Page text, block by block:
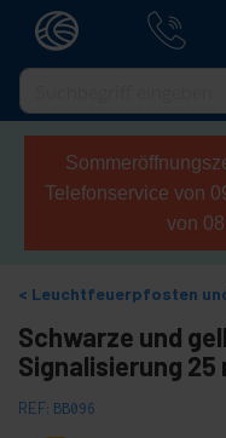
Telefonservice von
von
Leuchtfeuerpfosten
Schwarze und
Signalisierung 25
REF: BB096